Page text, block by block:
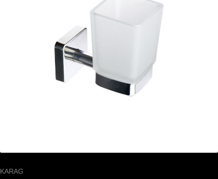
KARAG